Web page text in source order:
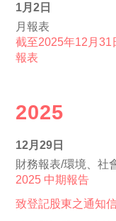
1月2日
月報表
截至2025年12月31
報表
2025
12月29日
財務報表/環境、社
2025 中期報告
致登記股東之通知